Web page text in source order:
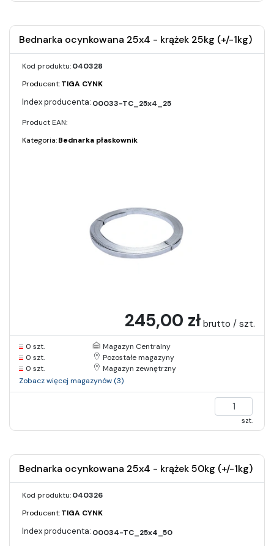
Bednarka ocynkowana 25x4 - krążek 25kg (+/-1kg)
Kod produktu:040328
Producent:TIGA CYNK
00033-TC_25x4_25
Product EAN:
Kategoria:Bednarka płaskownik
245,00 zł brutto / szt.
0 szt.
Magazyn Centralny
0 szt.
Pozostałe magazyny
0 szt.
Magazyn zewnętrzny
Zobacz więcej magazynów (3)
szt.
Bednarka ocynkowana 25x4 - krążek 50kg (+/-1kg)
Kod produktu:040326
Producent:TIGA CYNK
00034-TC_25x4_50